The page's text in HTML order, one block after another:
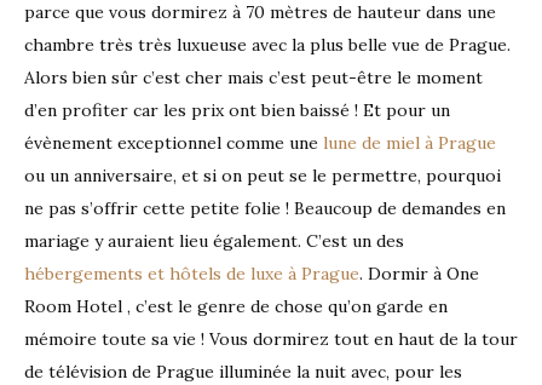
parce que vous dormirez à 70 mètres de hauteur dans une
chambre très très luxueuse avec la plus belle vue de Prague.
Alors bien sûr c’est cher mais c’est peut-être le moment
d’en profiter car les prix ont bien baissé ! Et pour un
évènement exceptionnel comme une lune de miel à Prague
ou un anniversaire, et si on peut se le permettre, pourquoi
ne pas s’offrir cette petite folie ! Beaucoup de demandes en
mariage y auraient lieu également. C’est un des
hébergements et hôtels de luxe à Prague. Dormir à One
Room Hotel , c’est le genre de chose qu’on garde en
mémoire toute sa vie ! Vous dormirez tout en haut de la tour
de télévision de Prague illuminée la nuit avec, pour les